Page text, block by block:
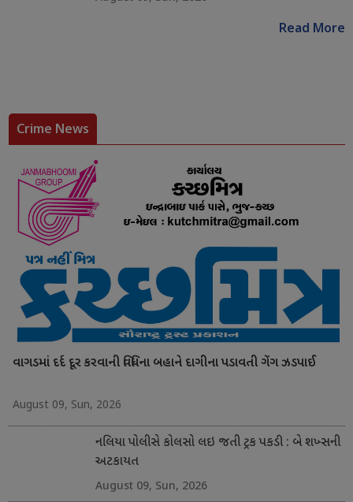
Read More
Crime News
વાગડમાં દર્દ દૂર કરવાની વિધિના બહાને દાગીના પડાવતી ગેંગ ઝડપાઈ
August 09, Sun, 2026
નલિયા પોલીસે કોલસો લઇ જતી ટ્રક પકડી : બે શખ્સની
અટકાયત
August 09, Sun, 2026